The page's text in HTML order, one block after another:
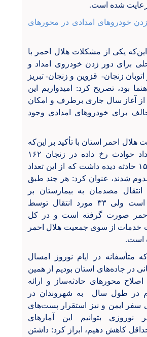
شده است.
زدن خودروهای امدادی در محورهای
یکی از مشکلات هلال احمر با
برای دور زدن خودروی امداد و
زنجان- قزوین و زنجان- تبریز
بود، تصریح کرد: امیدواریم این
آغاز سال جاری برطرف و امکان
برای خودروهای امدادی وجود
احمر استان با تأکید بر این‌که
حوادث رخ داده در زنجان ۱۶۲
حادثه دیده داشت که از این تعداد
شدند، عنوان کرد: هر چند طبق
مصدمان به بیمارستان بر
است ولی۳۳ مورد انتقال توسط
احمر صورت گرفته است و در کل
خدمات از سوی جمعیت هلال احمر
است.
متأسفانه در ایام نوروز امسال
در جاده‌های استان بودیم از همین
اصلاح محورهای حادثه‌ساز و ارائه
در طول سال به شهروندان در
ایمن و نیز استقرار پست‌های
نوروزی بتوانیم این آمارهای
کاهش دهیم، ابراز کرد: داشتن